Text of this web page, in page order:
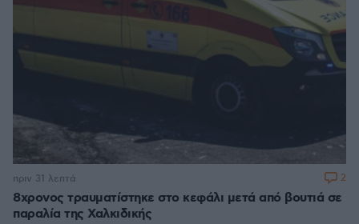
8χρονος τραυματίστηκε στο κεφάλι μετά από βουτιά σε
παραλία της Χαλκιδικής
πριν 31 λεπτά 2